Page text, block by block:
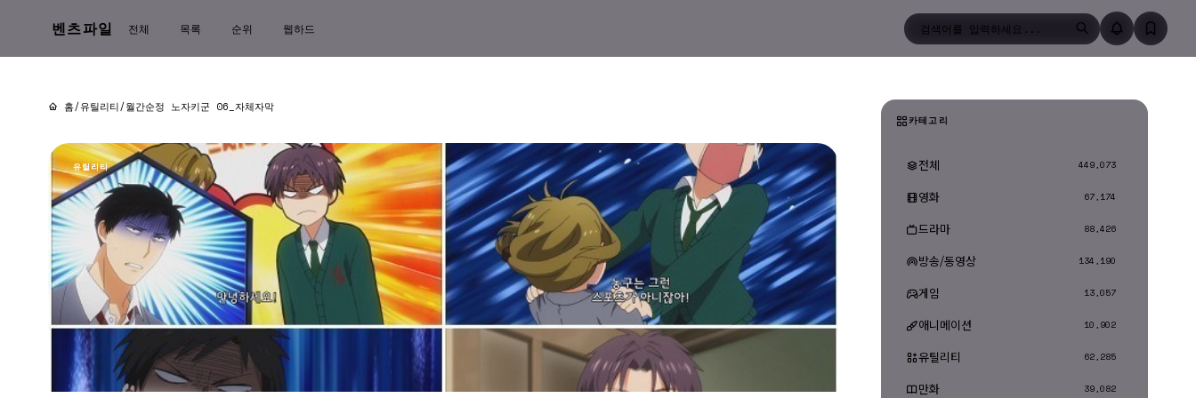
벤츠파일 전체 목록 순위 웹하드 검색
홈/유틸리티/월간순정 노자키군 06_자체자막
유틸리티
카테고리
전체 449,073
영화 67,174
드라마 88,426
방송/동영상 134,190
게임 13,057
애니메이션 10,902
유틸리티 62,285
만화 39,082